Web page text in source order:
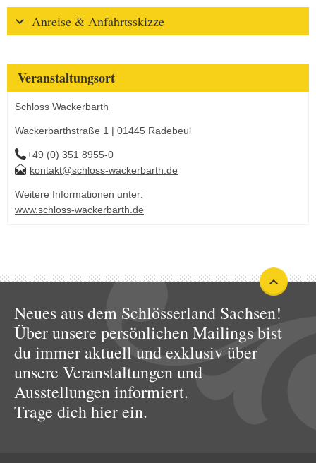
Anreise & Anfahrtsskizze
Veranstaltungsort
Schloss Wackerbarth
Wackerbarthstraße 1 | 01445 Radebeul
+49 (0) 351 8955-0
kontakt@schloss-wackerbarth.de
Weitere Informationen unter:
www.schloss-wackerbarth.de
Neues aus dem Schlösserland Sachsen!
Über unsere persönlichen Mailings bist
du immer aktuell und exklusiv über
unsere Veranstaltungen und
Ausstellungen informiert.
Trage dich hier ein.